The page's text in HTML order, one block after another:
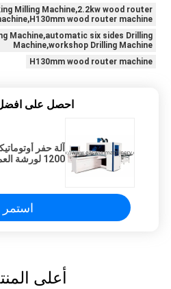
Milling Machine,2.2kw wood router
wood router machine
Machine,automatic six sides Drilling
Machine,workshop Drilling Machine
H130mm wood router machine
احصل على
1200 لورشة العمل
استمر
أعلى